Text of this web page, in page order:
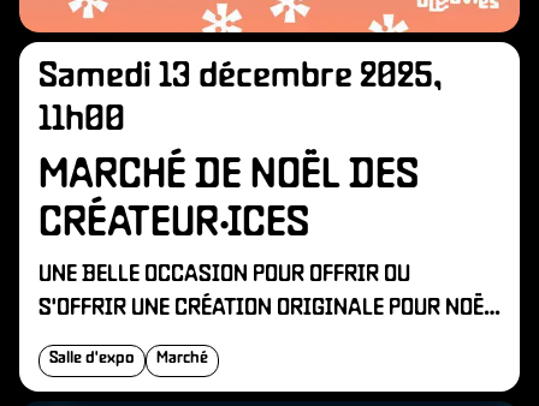
Samedi 13 décembre 2025,
11h00
MARCHÉ DE NOËL DES
CRÉATEUR·ICES
UNE BELLE OCCASION POUR OFFRIR OU
S'OFFRIR UNE CRÉATION ORIGINALE POUR NOËL
Salle d'expo Marché